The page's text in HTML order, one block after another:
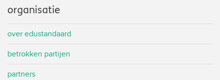
organisatie
over edustandaard
betrokken partijen
partners